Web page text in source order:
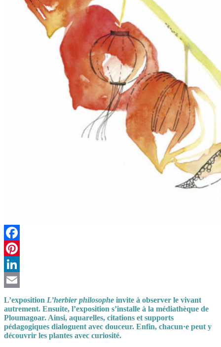
Facebook
Pinterest
LinkedIn
Email
L’exposition L’herbier philosophe invite à observer le vivant
autrement. Ensuite, l’exposition s’installe à la médiathèque de
Ploumagoar. Ainsi, aquarelles, citations et supports
pédagogiques dialoguent avec douceur. Enfin, chacun·e peut y
découvrir les plantes avec curiosité.